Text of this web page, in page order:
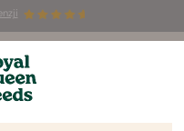
50% zniżki